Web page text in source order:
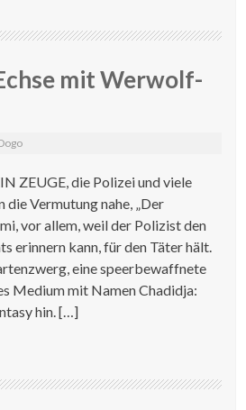
mit Werwolf-
ZEUGE, die Polizei und viele
die Vermutung nahe, „Der
vor allem, weil der Polizist den
erinnern kann, für den Täter hält.
eine speerbewaffnete
Medium mit Namen Chadidja:
hin. […]